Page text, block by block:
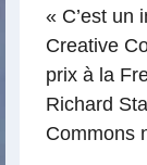
« C’est un
Creative
prix à la
Richard
Commons